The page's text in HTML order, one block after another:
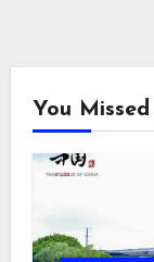
You Missed